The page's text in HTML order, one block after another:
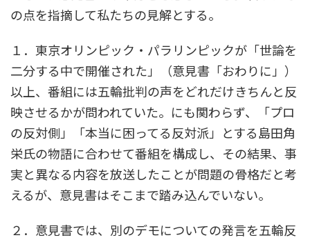
の点を指摘して私たちの見解とする。
１．東京オリンピック・パラリンピックが「世論を
二分する中で開催された」（意見書「おわりに」）
以上、番組には五輪批判の声をどれだけきちんと反
映させるかが問われていた。にも関わらず、「プロ
の反対側」「本当に困ってる反対派」とする島田角
栄氏の物語に合わせて番組を構成し、その結果、事
実と異なる内容を放送したことが問題の骨格だと考
えるが、意見書はそこまで踏み込んでいない。
２．意見書では、別のデモについての発言を五輪反